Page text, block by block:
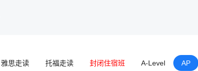
雅思走读 托福走读 封闭住宿班 A-Level AP